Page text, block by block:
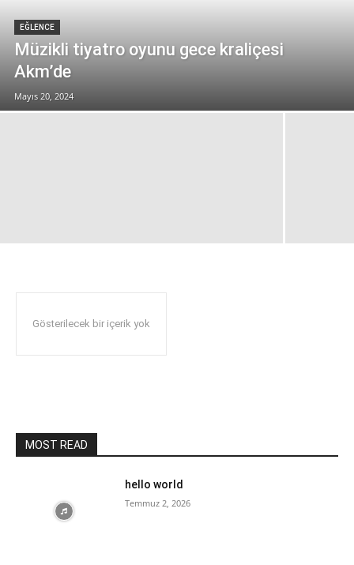
EĞLENCE
Müzikli tiyatro oyunu gece kraliçesi
Akm’de
Mayıs 20, 2024
Gösterilecek bir içerik yok
MOST READ
hello world
Temmuz 2, 2026